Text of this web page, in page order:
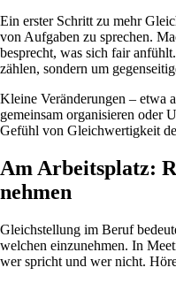
Ein erster Schritt zu mehr
von Aufgaben zu sprechen.
besprecht, was sich fair
zählen, sondern um
Kleine Veränderungen – etwa
gemeinsam organisieren oder
Gefühl von Gleichwertigkeit
Am Arbeitsplatz:
nehmen
Gleichstellung im Beruf
welchen einzunehmen. In
wer spricht und wer nicht.